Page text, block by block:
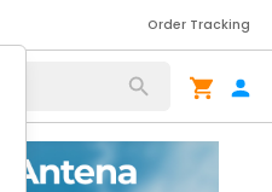
Order Tracking